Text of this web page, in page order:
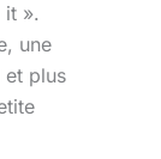
it ».
une
et plus